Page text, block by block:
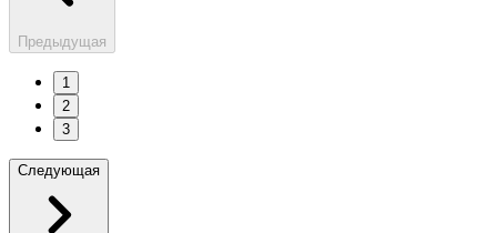
Предыдущая
1
2
3
Следующая